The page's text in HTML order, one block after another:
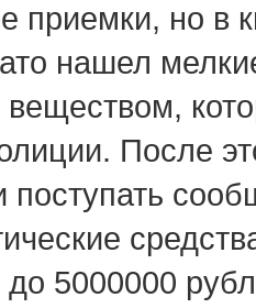
приемки, но в
нашел
веществом,
После
поступать
до 5000000